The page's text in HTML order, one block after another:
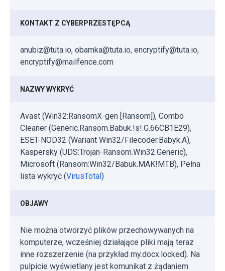
KONTAKT Z CYBERPRZESTĘPCĄ
anubiz@tuta.io, obamka@tuta.io, encryptify@tuta.io,
encryptify@mailfence.com
NAZWY WYKRYĆ
Avast (Win32:RansomX-gen [Ransom]), Combo
Cleaner (Generic.Ransom.Babuk.!s!.G.66CB1E29),
ESET-NOD32 (Wariant Win32/Filecoder.Babyk.A),
Kaspersky (UDS:Trojan-Ransom.Win32.Generic),
Microsoft (Ransom:Win32/Babuk.MAK!MTB), Pełna
lista wykryć (VirusTotal)
OBJAWY
Nie można otworzyć plików przechowywanych na
komputerze, wcześniej działające pliki mają teraz
inne rozszerzenie (na przykład my.docx.locked). Na
pulpicie wyświetlany jest komunikat z żądaniem